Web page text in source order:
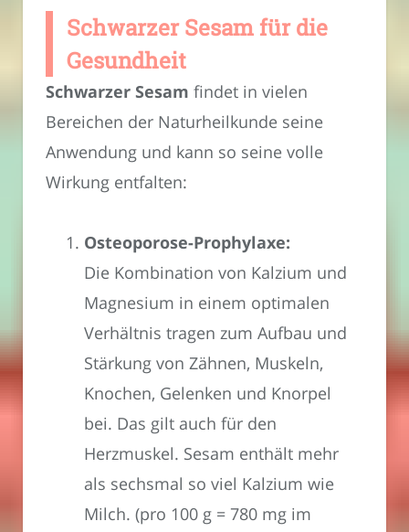
Schwarzer Sesam für die
Gesundheit
Schwarzer Sesam findet in vielen
Bereichen der Naturheilkunde seine
Anwendung und kann so seine volle
Wirkung entfalten:
Osteoporose-Prophylaxe:
Die Kombination von Kalzium und
Magnesium in einem optimalen
Verhältnis tragen zum Aufbau und
Stärkung von Zähnen, Muskeln,
Knochen, Gelenken und Knorpel
bei. Das gilt auch für den
Herzmuskel. Sesam enthält mehr
als sechsmal so viel Kalzium wie
Milch. (pro 100 g = 780 mg im